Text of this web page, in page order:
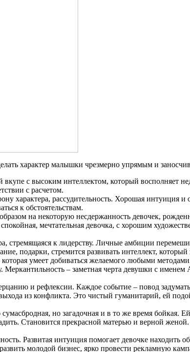
характер малышки чрезмерно упрямым и
вкупе с высоким интеллектом, который
с расчетом.
характера, рассудительность. Хорошая интуиция
к обстоятельствам.
на некоторую несдержанность девочек,
мечтательная девочка, с хорошим
стремящаяся к лидерству. Личные амбиции
подарки, стремится развивать интеллект, который
умеет добиваться желаемого любыми
Меркантильность – заметная черта девушки с
и рефлексии. Каждое событие – повод
из конфликта. Это чистый гуманитарий, ей
но загадочная и в то же время
Становится прекрасной матерью и верной
Развитая интуиция помогает девочке
молодой бизнес, ярко провести рекламную